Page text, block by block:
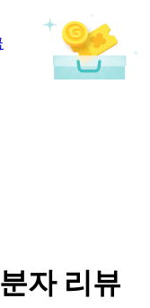
자 리뷰